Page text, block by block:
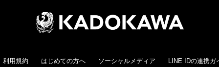
利用規約 はじめての方へ ソーシャルメディア LINE IDの連携ガ